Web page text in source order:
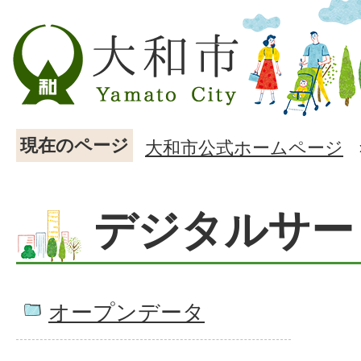
現在のページ 大和市公式ホームページ
デジタルサ
オープンデータ